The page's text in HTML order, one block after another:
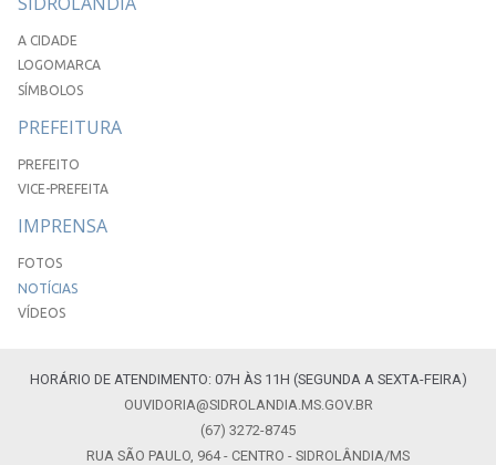
A CIDADE
LOGOMARCA
SÍMBOLOS
PREFEITURA
PREFEITO
VICE-PREFEITA
IMPRENSA
FOTOS
NOTÍCIAS
VÍDEOS
HORÁRIO DE ATENDIMENTO: 07H ÀS 11H (SEGUNDA A SEXTA-FEIRA)
OUVIDORIA@SIDROLANDIA.MS.GOV.BR
(67) 3272-8745
RUA SÃO PAULO, 964 - CENTRO - SIDROLÂNDIA/MS